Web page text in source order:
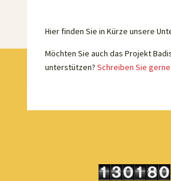
Hier finden Sie in Kürze unsere
Möchten Sie auch das Projekt
unterstützen? Schreiben Sie